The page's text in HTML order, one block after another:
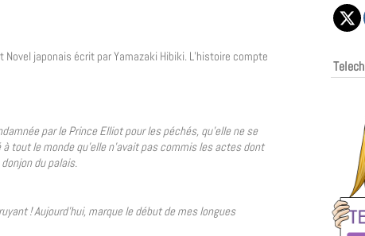
japonais écrit par Yamazaki Hibiki. L’histoire compte
par le Prince Elliot pour les péchés, qu’elle ne se
tout le monde qu’elle n’avait pas commis les actes dont
du palais.
! Aujourd’hui, marque le début de mes longues